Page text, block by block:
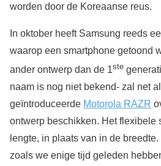
worden door de Koreaanse reus.
In oktober heeft Samsung reeds
waarop een smartphone getoond
ander ontwerp dan de 1ste
naam is nog niet bekend- zal net
geïntroduceerde Motorola RAZR
ontwerp beschikken. Het flexibele
lengte, in plaats van in de
zoals we enige tijd geleden